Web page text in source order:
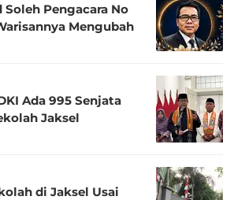
Pengacara No
Mengubah
Jaksel
di Jaksel Usai